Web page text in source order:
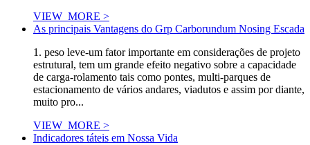
VIEW_MORE >
As principais Vantagens do Grp Carborundum Nosing Escada
1. peso leve-um fator importante em considerações de projeto
estrutural, tem um grande efeito negativo sobre a capacidade
de carga-rolamento tais como pontes, multi-parques de
estacionamento de vários andares, viadutos e assim por diante,
muito pro...
VIEW_MORE >
Indicadores táteis em Nossa Vida